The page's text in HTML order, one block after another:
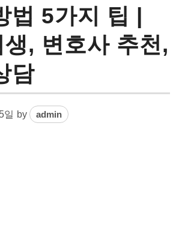
법 5가지 팁 |
, 변호사 추천,
담
일 by admin